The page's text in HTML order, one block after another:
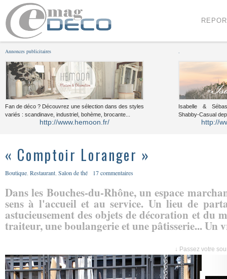
Annonces publicitaires
Fan de déco ? Découvrez une sélection dans des styles
variés : scandinave, industriel, bohème, brocante...
http://www.hemoon.fr/
Isabelle &
Shabby-Casual
http://
« Comptoir Loranger »
Boutique Restaurant Salon de thé 17 commentaires
Dans les Bouches-du-Rhône, un espace
sens à l'accueil et au service. Un lieu de
astucieusement des objets de décoration et
traiteur, une boulangerie et une pâtisserie... Un
↓ Passez votre